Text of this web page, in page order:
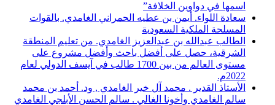
اسمها في دواوين الخلافة”
سعادة اللواء. أيمن بن عطيه الحمراني الغامدي. بالقوات
المسلحة الملكية السعودية
الطالب عبدالله بن عبدالعزيز الغامدي. من تعليم المنطقة
الشرقية، حصل على أفضل باحث وأفضل مشروع على
مستوى العالم من بين 1700 طالب في آيسف الدولي لعام
2022م.
الأستاذ القدير . محمد آل خير الغامدي , ود. أحمد بن محمد
سالم الغامدي وأخونا الغالي . سالم الحسن الأبلجي الغامدي